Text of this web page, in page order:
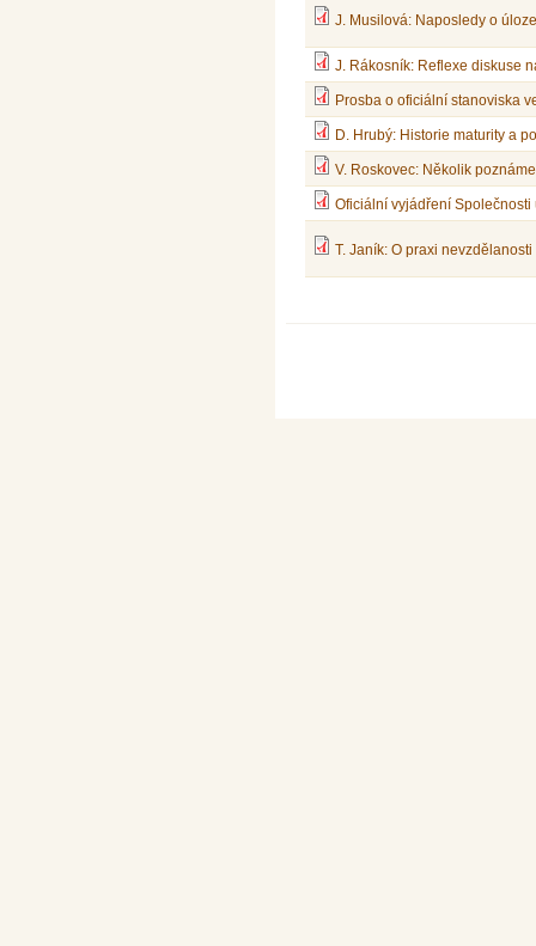
J. Musilová: Naposledy o
J. Rákosník: Reflexe diskuse
Prosba o oficiální stanoviska
D. Hrubý: Historie maturity a
V. Roskovec: Několik
Oficiální vyjádření Společnosti
T. Janík: O praxi